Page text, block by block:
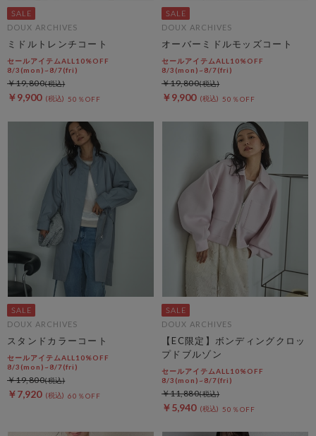
DOUX ARCHIVES
ミドルトレンチコート
セールアイテムALL10%OFF
8/3(mon)~8/7(fri)
￥9,900 50％OFF
￥19,800
DOUX ARCHIVES
オーバーミドルモッズコート
セールアイテムALL10%OFF
8/3(mon)~8/7(fri)
￥9,900 50％OFF
￥19,800
DOUX ARCHIVES
スタンドカラーコート
セールアイテムALL10%OFF
8/3(mon)~8/7(fri)
￥7,920 60％OFF
￥19,800
DOUX ARCHIVES
【EC限定】ボンディングクロッ
プドブルゾン
セールアイテムALL10%OFF
8/3(mon)~8/7(fri)
￥5,940 50％OFF
￥11,880